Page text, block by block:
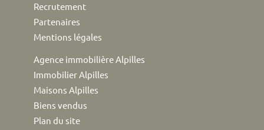
Recrutement
Partenaires
Mentions légales
Agence immobilière Alpilles
Immobilier Alpilles
Maisons Alpilles
Biens vendus
Plan du site